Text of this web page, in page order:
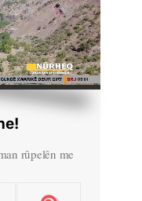
rûpelên me